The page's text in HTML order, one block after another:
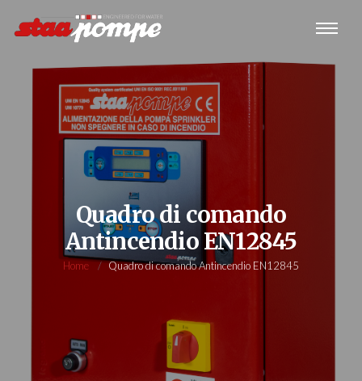
Quadro di comando
Antincendio EN12845
Home Quadro di comando Antincendio EN12845